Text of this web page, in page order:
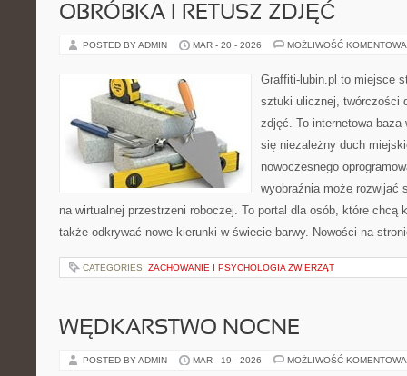
OBRÓBKA I RETUSZ ZDJĘĆ
POSTED BY ADMIN MAR - 20 - 2026 MOŻLIWOŚĆ
Graffiti-lubin.pl to miejsce
sztuki ulicznej, twórczości
zdjęć. To internetowa
się niezależny duch
nowoczesnego
wyobraźnia może rozwijać
na wirtualnej przestrzeni roboczej. To portal dla osób, które chcą
także odkrywać nowe kierunki w świecie barwy. Nowości na
CATEGORIES: ZACHOWANIE I PSYCHOLOGIA ZWIERZĄT
WĘDKARSTWO NOCNE
POSTED BY ADMIN MAR - 19 - 2026 MOŻLIWOŚĆ